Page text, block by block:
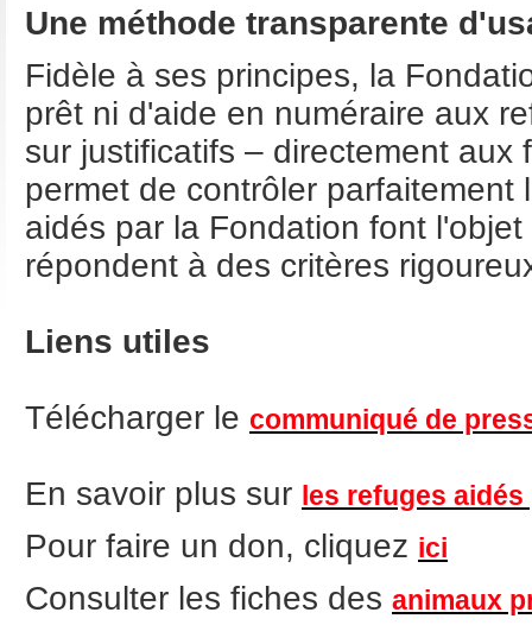
Une méthode transparente
Fidèle à ses principes, la
prêt ni d'aide en numéraire aux
sur justificatifs – directement
permet de contrôler
aidés par la Fondation font
répondent à des critères
Liens utiles
Télécharger le communiqué de
En savoir plus sur les refuges aidés
Pour faire un don, cliquez ici
Consulter les fiches des animaux